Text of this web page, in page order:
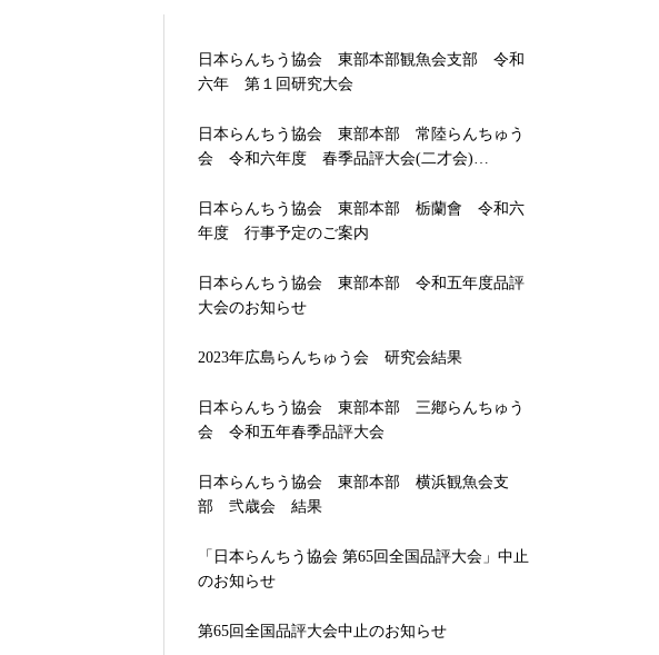
日本らんちう協会 東部本部観魚会支部 令和
六年 第１回研究大会
日本らんちう協会 東部本部 常陸らんちゅう
会 令和六年度 春季品評大会(二才会)…
日本らんちう協会 東部本部 栃蘭會 令和六
年度 行事予定のご案内
日本らんちう協会 東部本部 令和五年度品評
大会のお知らせ
2023年広島らんちゅう会 研究会結果
日本らんちう協会 東部本部 三鄕らんちゅう
会 令和五年春季品評大会
日本らんちう協会 東部本部 横浜観魚会支
部 弐歳会 結果
「日本らんちう協会 第65回全国品評大会」中止
のお知らせ
第65回全国品評大会中止のお知らせ